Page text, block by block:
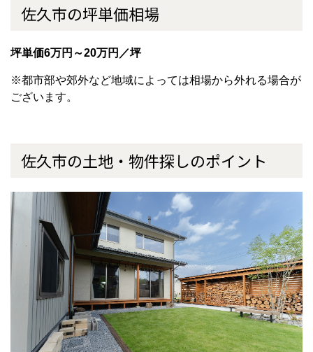
佐久市の坪単価相場
坪単価6万円～20万円／坪
※都市部や郊外など地域によっては相場から外れる場合が
ございます。
佐久市の土地・物件探しのポイント